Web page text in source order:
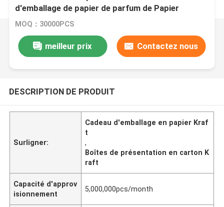
d'emballage de papier de parfum de Papier
d'emballage de carton
MOQ：30000PCS
meilleur prix Contactez nous
DESCRIPTION DE PRODUIT
Surligner:
Cadeau d'emballage en papier Kraf
t
,
Boîtes de présentation en carton K
raft
Capacité d'approv
isionnement
5,000,000pcs/month